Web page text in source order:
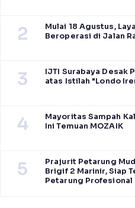
2
Mulai 18 Agustus,
Beroperasi di Jalan
3
IJTI Surabaya Desak
atas Istilah "Londo
4
Mayoritas Sampah
Ini Temuan MOZAIK
5
Prajurit Petarung
Brigif 2 Marinir, Siap
Petarung Profesional